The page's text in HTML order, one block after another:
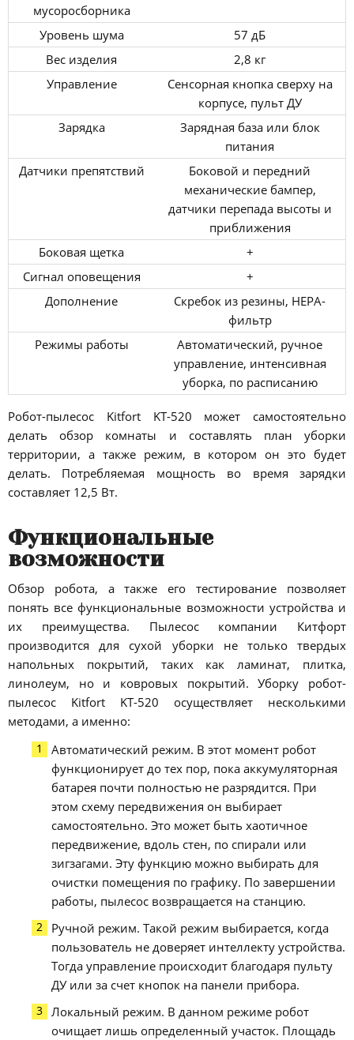
мусоросборника
Уровень шума
57 дБ
Вес изделия
2,8 кг
Управление
Сенсорная кнопка сверху на
корпусе, пульт ДУ
Зарядка
Зарядная база или блок
питания
Датчики препятствий
Боковой и передний
механические бампер,
датчики перепада высоты и
приближения
Боковая щетка
+
Сигнал оповещения
+
Дополнение
Скребок из резины, НЕРА-
фильтр
Режимы работы
Автоматический, ручное
управление, интенсивная
уборка, по расписанию
Робот-пылесос Kitfort KT-520 может самостоятельно
делать обзор комнаты и составлять план уборки
территории, а также режим, в котором он это будет
делать. Потребляемая мощность во время зарядки
составляет 12,5 Вт.
Функциональные
возможности
Обзор робота, а также его тестирование позволяет
понять все функциональные возможности устройства и
их преимущества. Пылесос компании Китфорт
производится для сухой уборки не только твердых
напольных покрытий, таких как ламинат, плитка,
линолеум, но и ковровых покрытий. Уборку робот-
пылесос Kitfort KT-520 осуществляет несколькими
методами, а именно:
Автоматический режим. В этот момент робот
функционирует до тех пор, пока аккумуляторная
батарея почти полностью не разрядится. При
этом схему передвижения он выбирает
самостоятельно. Это может быть хаотичное
передвижение, вдоль стен, по спирали или
зигзагами. Эту функцию можно выбирать для
очистки помещения по графику. По завершении
работы, пылесос возвращается на станцию.
Ручной режим. Такой режим выбирается, когда
пользователь не доверяет интеллекту устройства.
Тогда управление происходит благодаря пульту
ДУ или за счет кнопок на панели прибора.
Локальный режим. В данном режиме робот
очищает лишь определенный участок. Площадь